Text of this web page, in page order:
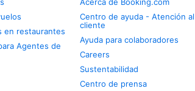
en restaurantes
Agentes de
Centro de ayuda - Atención al
cliente
Ayuda para colaboradores
Careers
Sustentabilidad
Centro de prensa